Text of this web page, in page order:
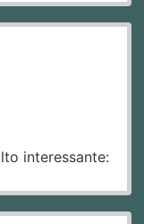
interessante: